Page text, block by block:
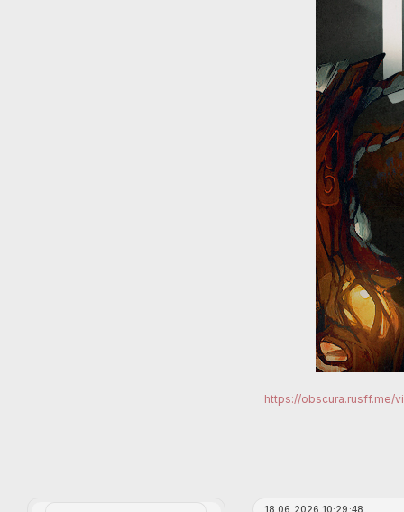
https://obscura.rusff.me/
18.06.2026 10:29:48